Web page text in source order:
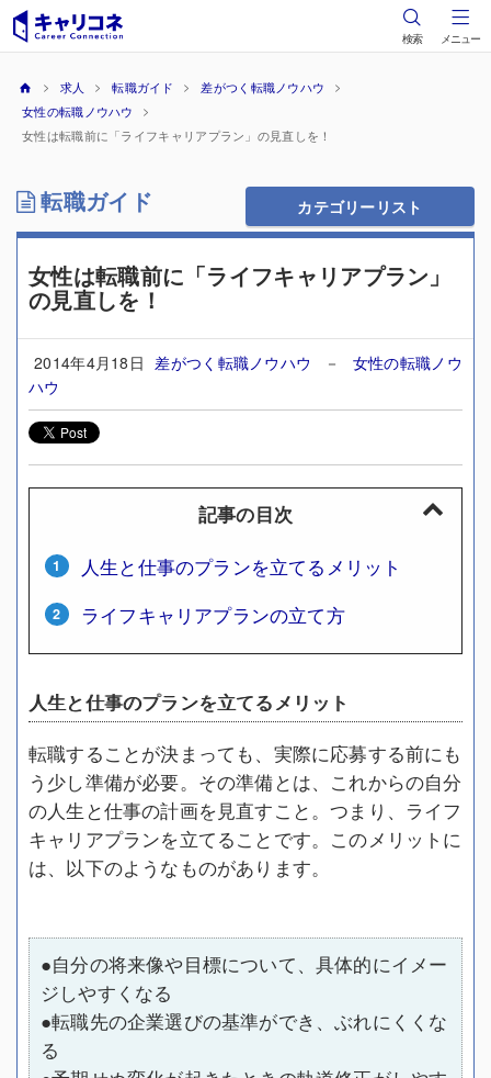
検索 メニュー
求人 転職ガイド
差がつく転職ノウハウ
女性の転職ノウハウ
女性は転職前に「ライフキャリアプラン」の見直しを！
転職ガイド カテゴリーリスト
女性は転職前に「ライフキャリアプラン」
の見直しを！
2014年4月18日 差がつく転職ノウハウ － 女性の転職ノウ
ハウ
記事の目次
人生と仕事のプランを立てるメリット
ライフキャリアプランの立て方
人生と仕事のプランを立てるメリット
転職することが決まっても、実際に応募する前にも
う少し準備が必要。その準備とは、これからの自分
の人生と仕事の計画を見直すこと。つまり、ライフ
キャリアプランを立てることです。このメリットに
は、以下のようなものがあります。
●自分の将来像や目標について、具体的にイメー
ジしやすくなる
●転職先の企業選びの基準ができ、ぶれにくくな
る